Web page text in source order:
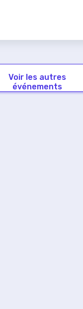
Voir les autres
événements